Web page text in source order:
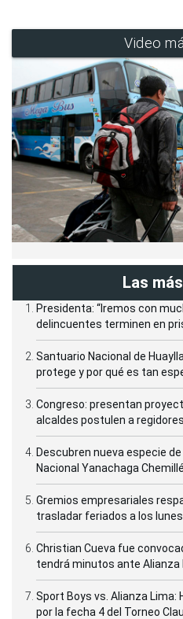
Video
Las
Presidenta: “Iremos con
delincuentes terminen en
Santuario Nacional de
protege y por qué es tan
Congreso: presentan
alcaldes postulen a regidores
Descubren nueva especie
Nacional Yanachaga
Gremios empresariales
trasladar feriados a los lunes
Christian Cueva fue
tendrá minutos ante Alianza
Sport Boys vs. Alianza Lima:
por la fecha 4 del Torneo